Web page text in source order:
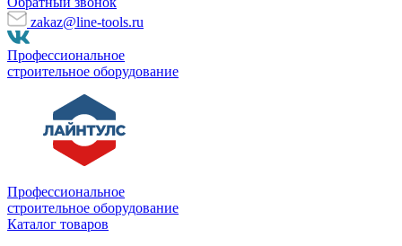
zakaz@line-tools.ru
Профессиональное
строительное оборудование
Профессиональное
строительное оборудование
Каталог товаров